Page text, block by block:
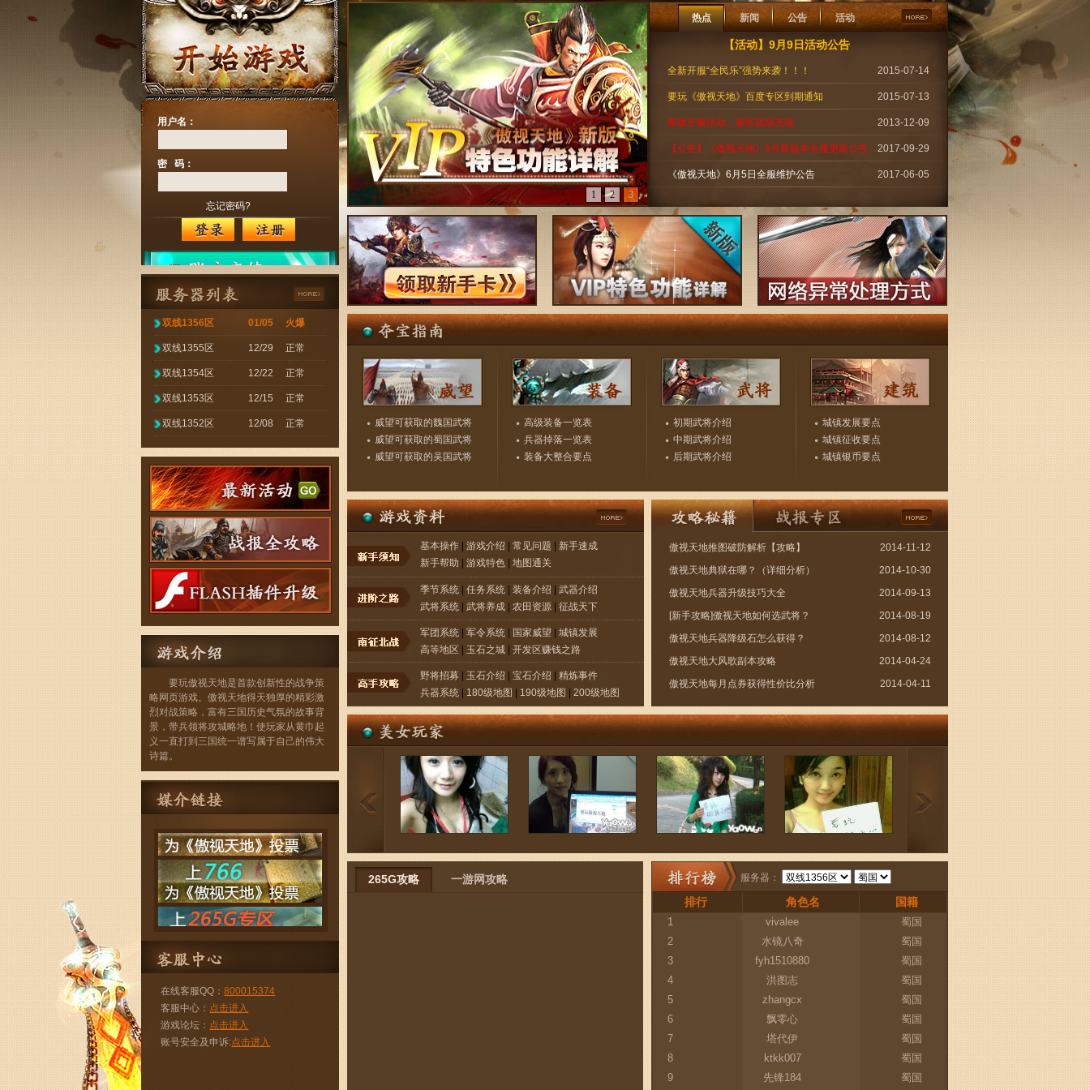
用户名：
密 码：
忘记密码?
双线1356区 01/05 火爆
双线1355区 12/29 正常
双线1354区 12/22 正常
双线1353区 12/15 正常
双线1352区 12/08 正常
要玩傲视天地是首款创新性的战争策
略网页游戏。傲视天地得天独厚的精彩激
烈对战策略，富有三国历史气氛的故事背
景，带兵领将攻城略地！使玩家从黄巾起
义一直打到三国统一谱写属于自己的伟大
诗篇。
在线客服QQ：800015374
客服中心： 点击进入
游戏论坛： 点击进入
账号安全及申诉:点击进入
1 2 3
热点 新闻 公告 活动
【活动】9月9日活动公告
2015-07-14
全新开服“全民乐”强势来袭！！！
2015-07-13
要玩《傲视天地》百度专区到期通知
2013-12-09
新版开服活动，新区战场充值
2017-09-29
【公告】《傲视天地》9月新版本全服更新公告
2017-06-05
《傲视天地》6月5日全服维护公告
威望可获取的魏国武将
威望可获取的蜀国武将
威望可获取的吴国武将
高级装备一览表
兵器掉落一览表
装备大整合要点
初期武将介绍
中期武将介绍
后期武将介绍
城镇发展要点
城镇征收要点
城镇银币要点
基本操作 游戏介绍 常见问题
新手速成
新手帮助
游戏特色 地图通关
季节系统 任务系统 装备介绍
武器介绍
武将系统
武将养成 农田资源 征战天下
军团系统 军令系统 国家威望
城镇发展
高等地区
玉石之城 开发区赚钱之路
野将招募 玉石介绍 宝石介绍
精炼事件
兵器系统
180级地图 190级地图 200级地图
2014-11-12
傲视天地推图破防解析【攻略】
2014-10-30
傲视天地典狱在哪？（详细分析）
2014-09-13
傲视天地兵器升级技巧大全
2014-08-19
[新手攻略]傲视天地如何选武将？
2014-08-12
傲视天地兵器降级石怎么获得？
2014-04-24
傲视天地大风歌副本攻略
2014-04-11
傲视天地每月点券获得性价比分析
265G攻略 一游网攻略 服务器：
排行 角色名 国籍
1 vivalee
蜀国
2
水镜八奇
蜀国
3
fyh1510880
蜀国
4
洪图志
蜀国
5
zhangcx
蜀国
6
飘零心
蜀国
7
塔代伊
蜀国
8
ktkk007
蜀国
9
先锋184 蜀国